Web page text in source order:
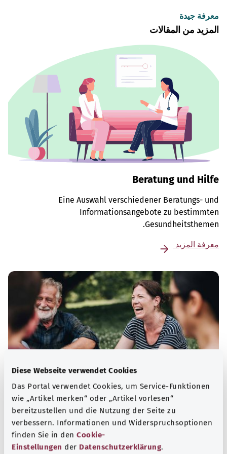
Diese Webseite verwendet Cookies
Das Portal verwendet Cookies, um Service-Funktionen
wie „Artikel merken“ oder „Artikel vorlesen“
bereitzustellen und die Nutzung der Seite zu
verbessern. Informationen und Widerspruchsoptionen
finden Sie in den Cookie-
Einstellungen der Datenschutzerklärung.
معرفة جيدة
المزيد من المقالات
Beratung und Hilfe
Eine Auswahl verschiedener Beratungs- und
Informationsangebote zu bestimmten
Gesundheitsthemen.
معرفة المزيد
Selbsthilfe
Selbsthilfegruppen bieten Austausch und Unterstützung
für Menschen mit chronischen Erkrankungen,
Suchtproblemen, Behinderungen und seelischen